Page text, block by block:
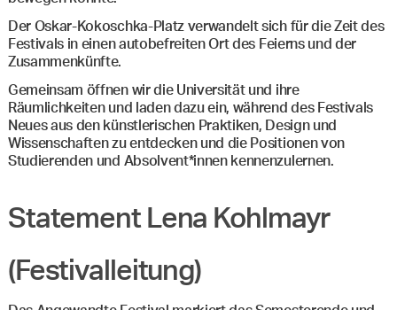
Der Oskar-Kokoschka-Platz verwandelt sich für die Zeit des
Festivals in einen autobefreiten Ort des Feierns und der
Zusammenkünfte.
Gemeinsam öffnen wir die Universität und ihre
Räumlichkeiten und laden dazu ein, während des Festivals
Neues aus den künstlerischen Praktiken, Design und
Wissenschaften zu entdecken und die Positionen von
Studierenden und Absolvent*innen kennenzulernen.
Statement Lena Kohlmayr
(Festivalleitung)